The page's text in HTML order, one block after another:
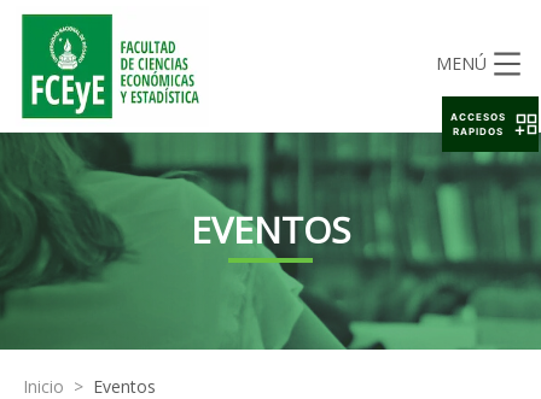
MENÚ
EVENTOS
Inicio > Eventos
ACCESOS
RAPIDOS